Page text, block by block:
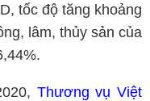
tốc độ tăng khoảng
lâm, thủy sản của
Thương vụ Việt